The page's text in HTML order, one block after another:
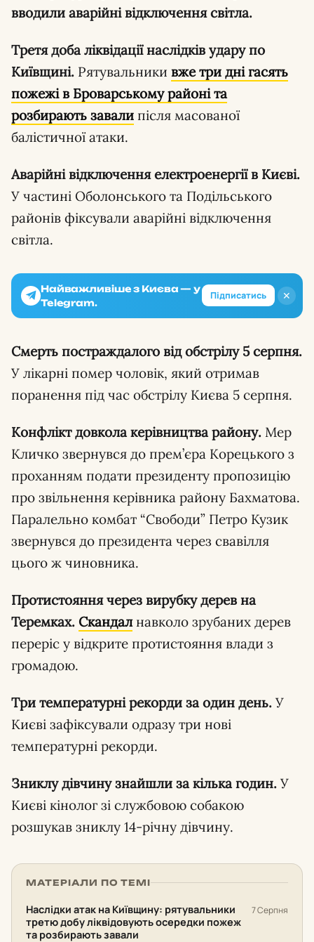
вводили аварійні відключення світла.
Третя доба ліквідації наслідків удару по
Київщині. Рятувальники вже три дні гасять
пожежі в Броварському районі та
розбирають завали після масованої
балістичної атаки.
Аварійні відключення електроенергії в Києві.
У частині Оболонського та Подільського
районів фіксували аварійні відключення
світла.
✕
Найважливіше з Києва — у
Telegram.
Підписатись
Смерть постраждалого від обстрілу 5 серпня.
У лікарні помер чоловік, який отримав
поранення під час обстрілу Києва 5 серпня.
Конфлікт довкола керівництва району. Мер
Кличко звернувся до прем’єра Корецького з
проханням подати президенту пропозицію
про звільнення керівника району Бахматова.
Паралельно комбат “Свободи” Петро Кузик
звернувся до президента через свавілля
цього ж чиновника.
Протистояння через вирубку дерев на
Теремках. Скандалнавколо зрубаних дерев
переріс у відкрите протистояння влади з
громадою.
Три температурні рекорди за один день. У
Києві зафіксували одразу три нові
температурні рекорди.
Зниклу дівчину знайшли за кілька годин. У
Києві кінолог зі службовою собакою
розшукав зниклу 14-річну дівчину.
МАТЕРІАЛИ ПО ТЕМІ
Наслідки атак на Київщину: рятувальники
третю добу ліквідовують осередки пожеж
та розбирають завали
7 Серпня